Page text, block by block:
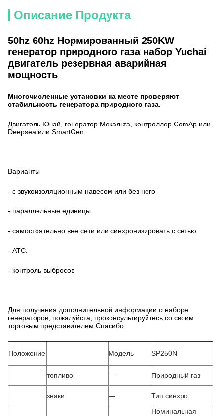
Описание Продукта
50hz 60hz Нормированный 250KW
генератор природного газа набор Yuchai
двигатель резервная аварийная
мощность
Многочисленные установки на месте проверяют
стабильность генератора природного газа.
Двигатель Ючай, генератор Мекальта, контроллер ComAp или
Deepsea или SmartGen.
Варианты
- с звукоизоляционным навесом или без него
- параллельные единицы
- самостоятельно вне сети или синхронизировать с сетью
- АТС.
- контроль выбросов
Для получения дополнительной информации о наборе
генераторов, пожалуйста, проконсультируйтесь со своим
торговым представителем.Спасибо.
Положение Модель SP250N
топливо — Природный газ
знаки —
Тип синхро
Номинальная